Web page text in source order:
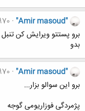
"Amir masoud"
برو پستتو ویرایش کن
بدو
"Amir masoud"
برو این سوالو بزار...
پژمردگی فوزاریومی گوجه